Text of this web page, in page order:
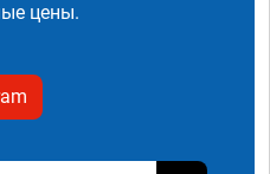
цены.